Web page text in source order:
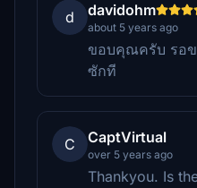
d davidohm
about 5 years ago
ขอบคุณครับ รอข
ซักที
C CaptVirtual
over 5 years ago
Thankyou. Is